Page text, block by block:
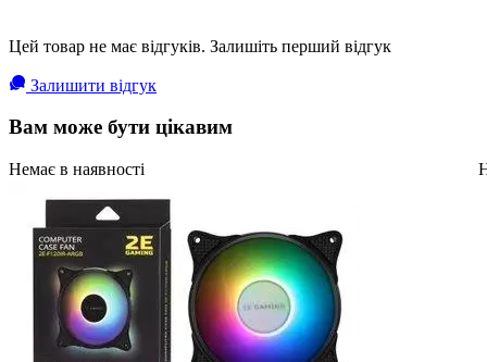
Цей товар не має відгуків. Залишіть перший відгук
Залишити відгук
Вам може бути цікавим
Немає в наявності